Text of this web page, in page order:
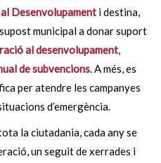
Desenvolupament i destina,
municipal a donar suport
al desenvolupament,
de subvencions. A més, es
per atendre les campanyes
d’emergència.
la ciutadania, cada any se
un seguit de xerrades i